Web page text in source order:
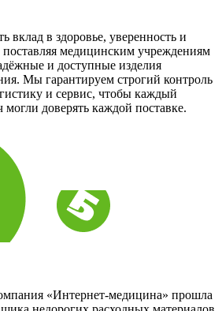
в здоровье, уверенность и
медицинским учреждениям
и доступные изделия
Мы гарантируем строгий контроль
и сервис, чтобы каждый
доверять каждой поставке.
«Интернет-медицина» прошла